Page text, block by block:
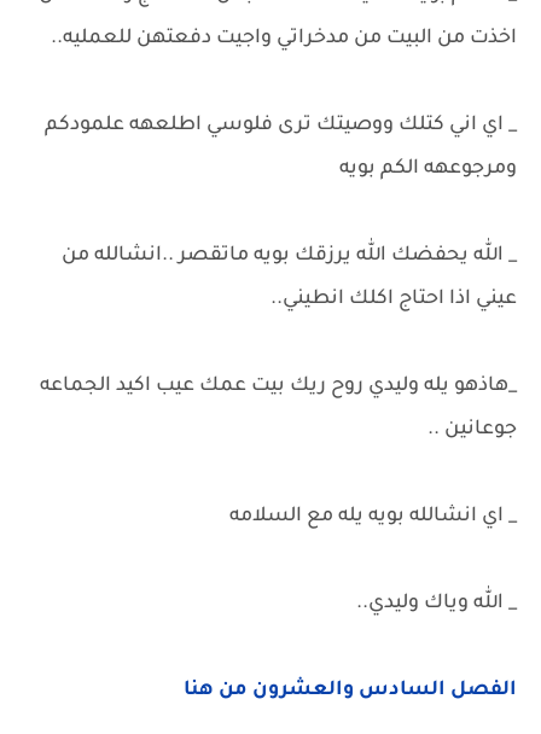
اخذت من البيت من مدخراتي واجيت دفعتهن للعمليه..
_ اي اني كتلك ووصيتك ترى فلوسي اطلعهه علمودكم
ومرجوعهه الكم بويه
_ الله يحفضك الله يرزقك بويه ماتقصر ..انشالله من
عيني اذا احتاج اكلك انطيني..
_هاذهو يله وليدي روح ريك بيت عمك عيب اكيد الجماعه
جوعانين ..
_ اي انشالله بويه يله مع السلامه
_ الله وياك وليدي..
الفصل السادس والعشرون من هنا